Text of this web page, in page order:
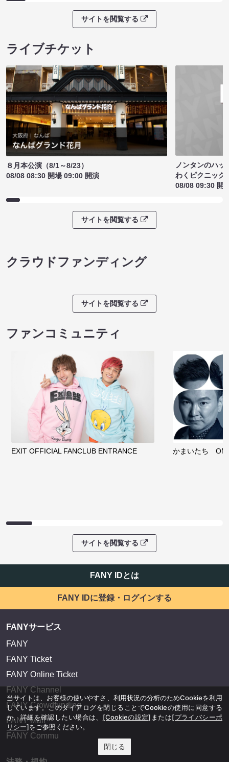
サイトを閲覧する
ライブチケット
８月本公演（8/1～8/23）
08/08 08:30 開場 09:00 開演
ノンタンのハッ
わくピクニック
08/08 09:30 開
サイトを閲覧する
クラウドファンディング
サイトを閲覧する
ファンコミュニティ
EXIT OFFICIAL FANCLUB ENTRANCE かまいたち
サイトを閲覧する
FANY IDとは
FANY IDに登録・ログインする
FANYサービス
FANY
FANY Ticket
FANY Online Ticket
FANY Channel
FANY Crowdfunding
FANY Mall
FANY Commu
当サイトは、お客様の使いやすさ、利用状況の分析のためCookieを利用
しています。このダイアログを閉じることでCookieの使用に同意する
か、詳細を確認したい場合は、 [Cookieの設定] または[プライバシーポ
リシー]をご参照ください。
閉じる